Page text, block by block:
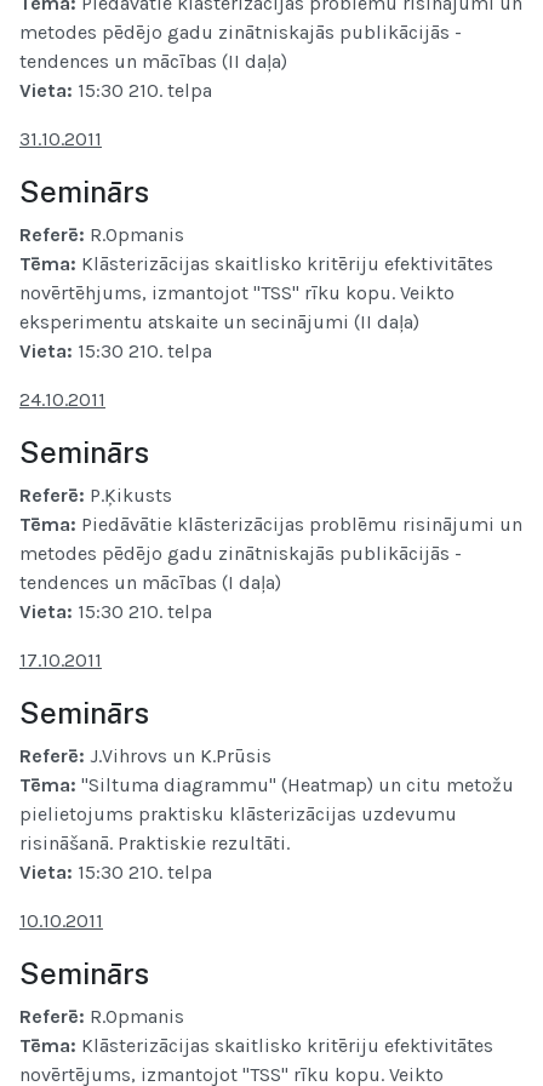
metodes pēdējo gadu zinātniskajās publikācijās -
tendences un mācības (II daļa)
Vieta: 15:30 210. telpa
31.10.2011
Seminārs
Referē: R.Opmanis
Tēma: Klāsterizācijas skaitlisko kritēriju efektivitātes
novērtēhjums, izmantojot "TSS" rīku kopu. Veikto
eksperimentu atskaite un secinājumi (II daļa)
Vieta: 15:30 210. telpa
24.10.2011
Seminārs
Referē: P.Ķikusts
Tēma: Piedāvātie klāsterizācijas problēmu risinājumi un
metodes pēdējo gadu zinātniskajās publikācijās -
tendences un mācības (I daļa)
Vieta: 15:30 210. telpa
17.10.2011
Seminārs
Referē: J.Vihrovs un K.Prūsis
Tēma: "Siltuma diagrammu" (Heatmap) un citu metožu
pielietojums praktisku klāsterizācijas uzdevumu
risināšanā. Praktiskie rezultāti.
Vieta: 15:30 210. telpa
10.10.2011
Seminārs
Referē: R.Opmanis
Tēma: Klāsterizācijas skaitlisko kritēriju efektivitātes
novērtējums, izmantojot "TSS" rīku kopu. Veikto